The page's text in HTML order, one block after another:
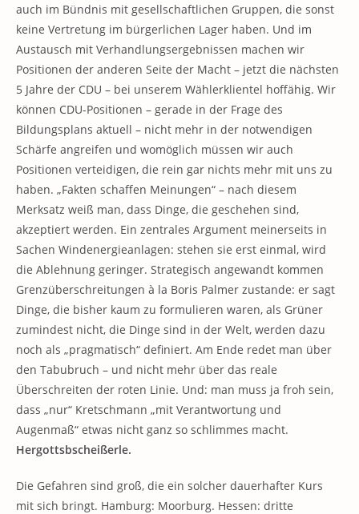
auch im Bündnis mit gesellschaftlichen Gruppen, die sonst
keine Vertretung im bürgerlichen Lager haben. Und im
Austausch mit Verhandlungsergebnissen machen wir
Positionen der anderen Seite der Macht – jetzt die nächsten
5 Jahre der CDU – bei unserem Wählerklientel hoffähig. Wir
können CDU-Positionen – gerade in der Frage des
Bildungsplans aktuell – nicht mehr in der notwendigen
Schärfe angreifen und womöglich müssen wir auch
Positionen verteidigen, die rein gar nichts mehr mit uns zu
haben. „Fakten schaffen Meinungen“ – nach diesem
Merksatz weiß man, dass Dinge, die geschehen sind,
akzeptiert werden. Ein zentrales Argument meinerseits in
Sachen Windenergieanlagen: stehen sie erst einmal, wird
die Ablehnung geringer. Strategisch angewandt kommen
Grenzüberschreitungen à la Boris Palmer zustande: er sagt
Dinge, die bisher kaum zu formulieren waren, als Grüner
zumindest nicht, die Dinge sind in der Welt, werden dazu
noch als „pragmatisch“ definiert. Am Ende redet man über
den Tabubruch – und nicht mehr über das reale
Überschreiten der roten Linie. Und: man muss ja froh sein,
dass „nur“ Kretschmann „mit Verantwortung und
Augenmaß“ etwas nicht ganz so schlimmes macht.
Hergottsbscheißerle.
Die Gefahren sind groß, die ein solcher dauerhafter Kurs
mit sich bringt. Hamburg: Moorburg. Hessen: dritte